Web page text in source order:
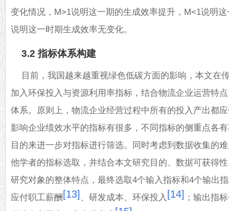
变化情况，M>1说明这一期的生成效率提升，M<1说明
说明这一时期生成效率无变化。
3.2 指标体系构建
目前，我国越来越重视绿色低碳方面的影响，本文在
加入环保投入与资源利用率指标，结合物流企业运营特
体系。原则上，物流企业经营过程中所有的投入产出都
影响企业绩效水平的指标有很多，不同指标的侧重点各
目的来进一步对指标进行筛选。同时考虑到数据收集的
他学者的指标选取，并结合本文研究目的、数据可获得
研究对象的整体特点，最终选取4个输入指标和4个输出
应付职工薪酬[13]、研发成本、环保投入 [14] ；输出指